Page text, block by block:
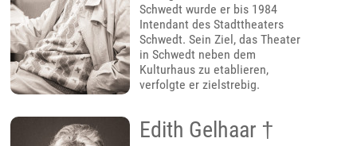
Schwedt wurde er bis 1984
Intendant des Stadttheaters
Schwedt. Sein Ziel, das Theater
in Schwedt neben dem
Kulturhaus zu etablieren,
verfolgte er zielstrebig.
Edith Gelhaar †